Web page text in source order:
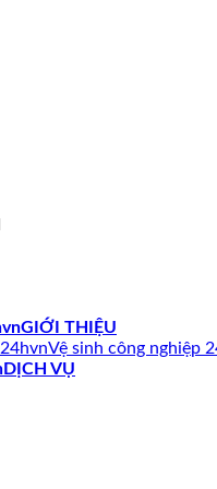
GIỚI THIỆU
Vệ sinh công nghiệp
DỊCH VỤ